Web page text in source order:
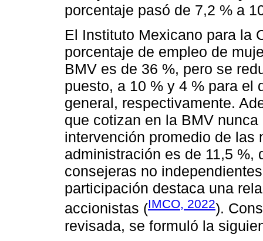
porcentaje pasó de 7,2 % a
El Instituto Mexicano para la
porcentaje de empleo de
BMV es de 36 %, pero se
puesto, a 10 % y 4 % para el
general, respectivamente.
que cotizan en la BMV
intervención promedio de las
administración es de 11,5 %,
consejeras no
participación destaca una
accionistas (IMCO, 2022).
revisada, se formuló la